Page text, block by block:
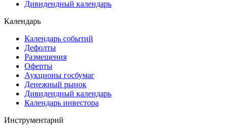
Дивидендный календарь
Календарь
Календарь событий
Дефолты
Размещения
Оферты
Аукционы госбумаг
Денежный рынок